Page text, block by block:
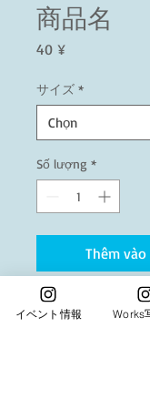
商品名
40 ¥Giá
サイズ *
Số lượng *
Thêm
商品の詳細を入力して
イベント情報 Works